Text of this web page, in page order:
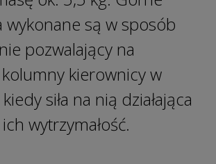
wykonane są w sposób
pozwalający na
kierownicy w
siła na nią działająca
wytrzymałość.